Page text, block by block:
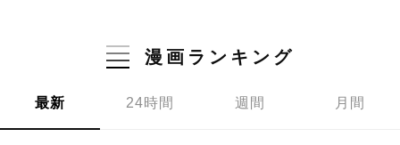
漫画ランキング
最新 24時間 週間 月間